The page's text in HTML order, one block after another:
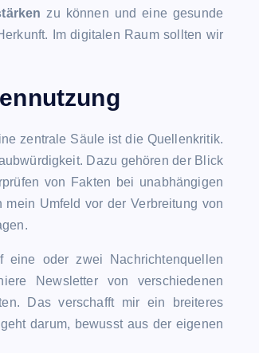
zu können und eine gesunde
Im digitalen Raum sollten wir
zentrale Säule ist die Quellenkritik.
Dazu gehören der Blick
von Fakten bei unabhängigen
Umfeld vor der Verbreitung von
oder zwei Nachrichtenquellen
Newsletter von verschiedenen
Das verschafft mir ein breiteres
darum, bewusst aus der eigenen